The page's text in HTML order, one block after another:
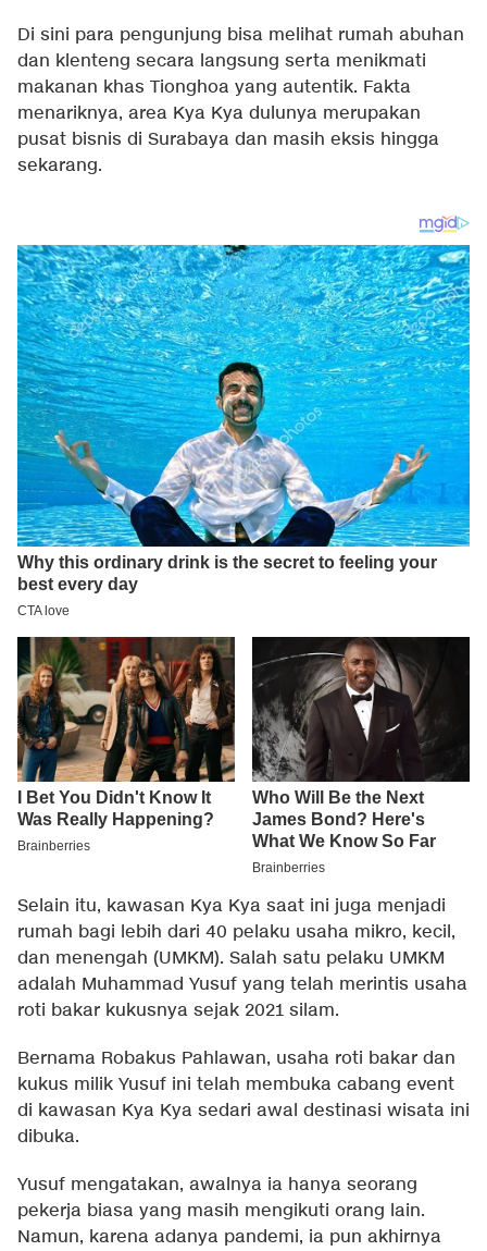
Di sini para pengunjung bisa melihat rumah abuhan
dan klenteng secara langsung serta menikmati
makanan khas Tionghoa yang autentik. Fakta
menariknya, area Kya Kya dulunya merupakan
pusat bisnis di Surabaya dan masih eksis hingga
sekarang.
Selain itu, kawasan Kya Kya saat ini juga menjadi
rumah bagi lebih dari 40 pelaku usaha mikro, kecil,
dan menengah (UMKM). Salah satu pelaku UMKM
adalah Muhammad Yusuf yang telah merintis usaha
roti bakar kukusnya sejak 2021 silam.
Bernama Robakus Pahlawan, usaha roti bakar dan
kukus milik Yusuf ini telah membuka cabang event
di kawasan Kya Kya sedari awal destinasi wisata ini
dibuka.
Yusuf mengatakan, awalnya ia hanya seorang
pekerja biasa yang masih mengikuti orang lain.
Namun, karena adanya pandemi, ia pun akhirnya